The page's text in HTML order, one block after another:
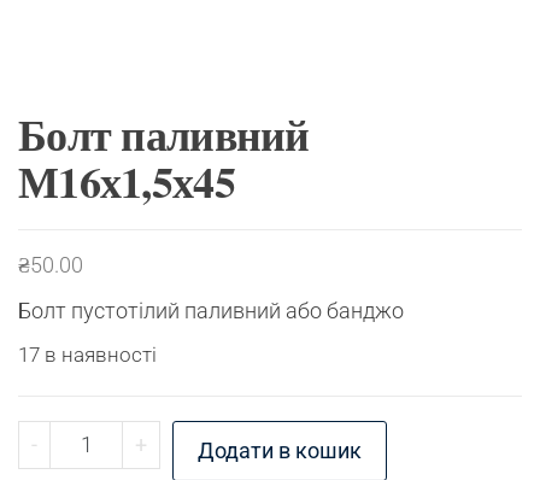
Болт паливний
М16х1,5х45
₴50.00
Болт пустотілий паливний або банджо
17 в наявності
- Болт паливний М16х1,5х45 кількість
+ Додати в кошик